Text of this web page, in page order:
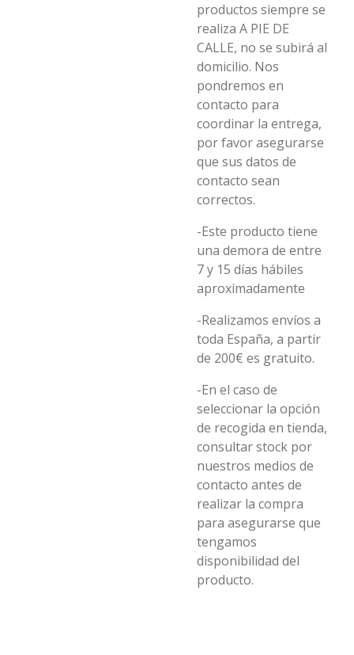
productos siempre se
realiza A PIE DE
CALLE, no se subirá al
domicilio. Nos
pondremos en
contacto para
coordinar la entrega,
por favor asegurarse
que sus datos de
contacto sean
correctos.
-Este producto tiene
una demora de entre
7 y 15 días hábiles
aproximadamente
-Realizamos envíos a
toda España, a partir
de 200€ es gratuito.
-En el caso de
seleccionar la opción
de recogida en tienda,
consultar stock por
nuestros medios de
contacto antes de
realizar la compra
para asegurarse que
tengamos
disponibilidad del
producto.